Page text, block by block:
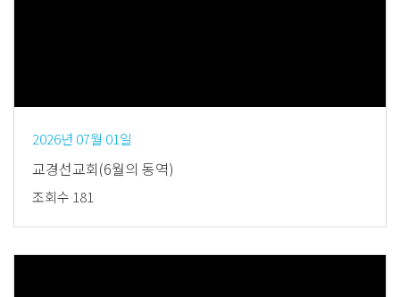
2026년 07월 01일
교경선교회(6월의 동역)
조회수 181